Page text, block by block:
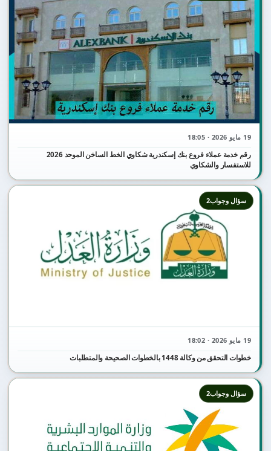
19 مايو 2026 · 18:05
رقم خدمة عملاء فروع بنك إسكندرية شكاوي الخط الساخن الموحد 2026
للاستفسار والشكاوي
19 مايو 2026 · 18:02
خطوات التحقق من وكالة 1448 بالخطوات الصحيحة والمتطلبات
سؤال وجواب2
سؤال وجواب2